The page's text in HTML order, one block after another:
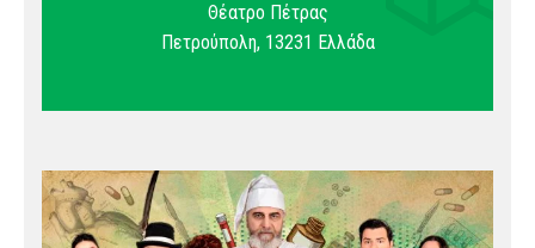
Θέατρο Πέτρας
Πετρούπολη, 13231 Ελλάδα